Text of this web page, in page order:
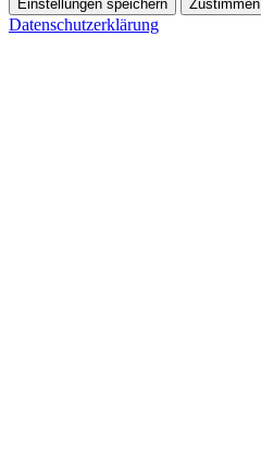
Einstellungen speichern Zustimmen
Datenschutzerklärung